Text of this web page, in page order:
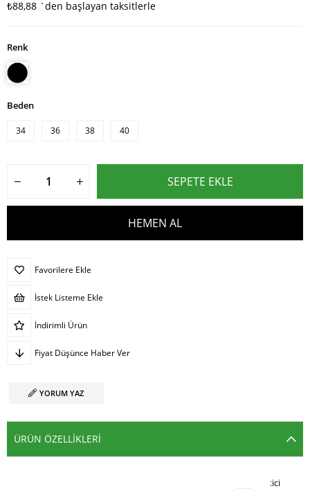
₺88,88 `den başlayan taksitlerle
Renk
Beden
34 36 38 40
Favorilere Ekle
İstek Listeme Ekle
İndirimli Ürün
Fiyat Düşünce Haber Ver
YORUM YAZ
ÜRÜN ÖZELLIKLERI
Siyah yırtık detaylı Y2K kot şort, eskitme görünümü ve dikkat çekici